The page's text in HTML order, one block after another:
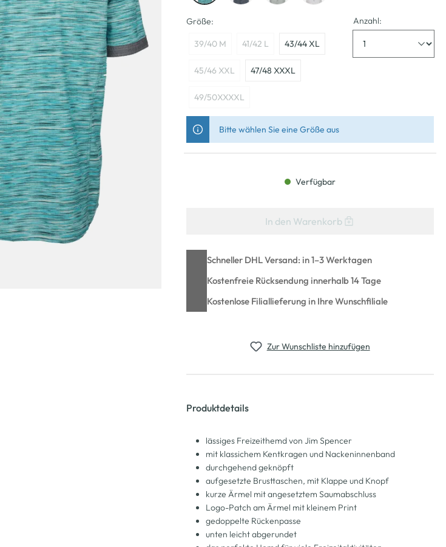
Größe:
39/40 M 41/42 L 43/44 XL
45/46 XXL 47/48 XXXL
49/50XXXXL
Anzahl:
Bitte wählen Sie eine Größe aus
Verfügbar
In den Warenkorb
Schneller DHL Versand: in 1–3 Werktagen
Kostenfreie Rücksendung innerhalb 14 Tage
Kostenlose Filiallieferung in Ihre Wunschfiliale
Zur Wunschliste hinzufügen
Produktdetails
lässiges Freizeithemd von Jim Spencer
mit klassichem Kentkragen und Nackeninnenband
durchgehend geknöpft
aufgesetzte Brusttaschen, mit Klappe und Knopf
kurze Ärmel mit angesetztem Saumabschluss
Logo-Patch am Ärmel mit kleinem Print
gedoppelte Rückenpasse
unten leicht abgerundet